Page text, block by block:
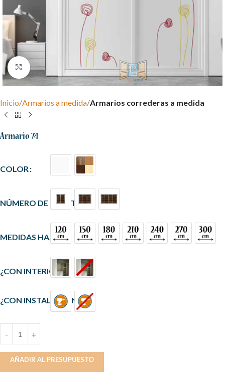
Clic para ampliar
Inicio Armarios a medida Armarios correderas a medida
Armario 74
COLOR
NÚMERO DE PUERTAS
MEDIDAS HASTA
¿CON INTERIOR?
¿CON INSTALACIÓN?
AÑADIR AL PRESUPUESTO